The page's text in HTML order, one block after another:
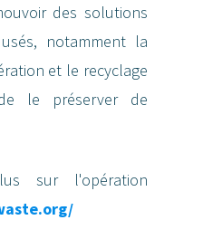
des solutions
notamment la
et le recyclage
le préserver de
sur l'opération